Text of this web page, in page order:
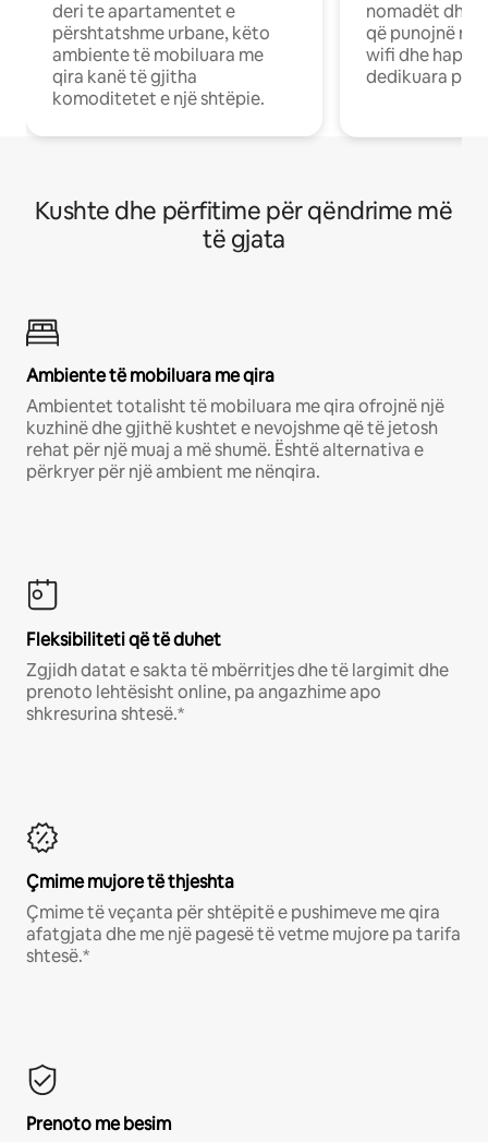
deri te apartamentet e
përshtatshme urbane, këto
ambiente të mobiluara me
qira kanë të gjitha
komoditetet e një shtëpie.
nomadët dhe
që punojnë në
wifi dhe
dedikuara
Kushte dhe përfitime për qëndrime më
të gjata
Ambiente të mobiluara me qira
Ambientet totalisht të mobiluara me qira ofrojnë një
kuzhinë dhe gjithë kushtet e nevojshme që të jetosh
rehat për një muaj a më shumë. Është alternativa e
përkryer për një ambient me nënqira.
Fleksibiliteti që të duhet
Zgjidh datat e sakta të mbërritjes dhe të largimit dhe
prenoto lehtësisht online, pa angazhime apo
shkresurina shtesë.*
Çmime mujore të thjeshta
Çmime të veçanta për shtëpitë e pushimeve me qira
afatgjata dhe me një pagesë të vetme mujore pa tarifa
shtesë.*
Prenoto me besim